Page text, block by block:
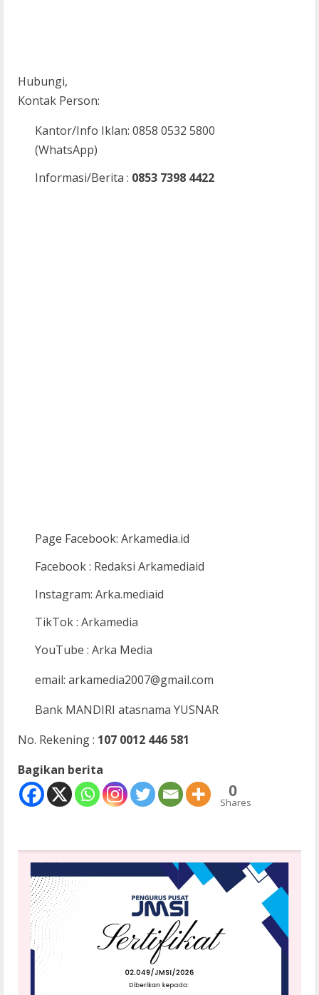
Hubungi,
Kontak Person:
Kantor/Info Iklan: 0858 0532 5800
(WhatsApp)
Informasi/Berita : 0853 7398 4422
Page Facebook: Arkamedia.id
Facebook : Redaksi Arkamediaid
Instagram: Arka.mediaid
TikTok : Arkamedia
YouTube : Arka Media
email: arkamedia2007@gmail.com
Bank MANDIRI atasnama YUSNAR
No. Rekening : 107 0012 446 581
Bagikan berita
0
Shares